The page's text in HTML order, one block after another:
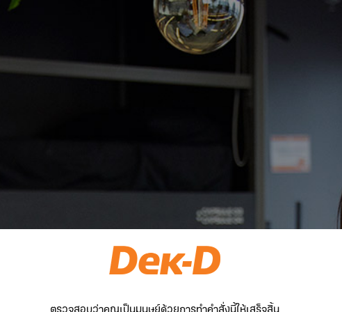
ตรวจสอบว่าคุณเป็นมนุษย์ด้วยการทำคำสั่งนี้ให้เสร็จสิ้น